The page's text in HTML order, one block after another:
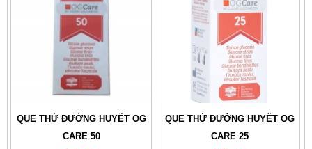
QUE THỬ ĐƯỜNG HUYẾT OG
CARE 50
QUE THỬ ĐƯỜNG HUYẾT OG
CARE 25